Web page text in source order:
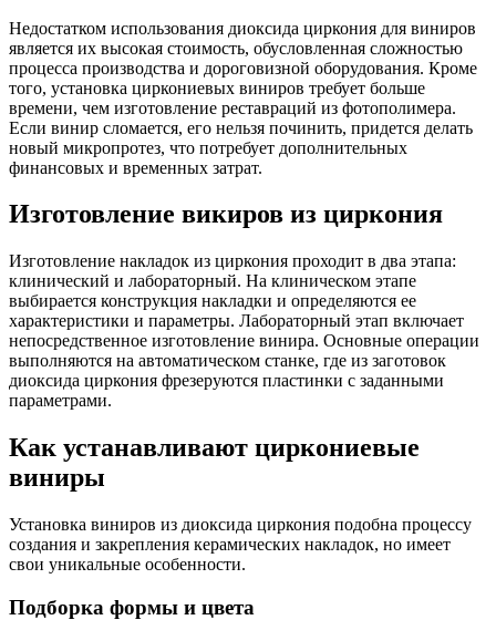
Недостатком использования диоксида циркония для виниров
является их высокая стоимость, обусловленная сложностью
процесса производства и дороговизной оборудования. Кроме
того, установка циркониевых виниров требует больше
времени, чем изготовление реставраций из фотополимера.
Если винир сломается, его нельзя починить, придется делать
новый микропротез, что потребует дополнительных
финансовых и временных затрат.
Изготовление викиров из циркония
Изготовление накладок из циркония проходит в два этапа:
клинический и лабораторный. На клиническом этапе
выбирается конструкция накладки и определяются ее
характеристики и параметры. Лабораторный этап включает
непосредственное изготовление винира. Основные операции
выполняются на автоматическом станке, где из заготовок
диоксида циркония фрезеруются пластинки с заданными
параметрами.
Как устанавливают циркониевые
виниры
Установка виниров из диоксида циркония подобна процессу
создания и закрепления керамических накладок, но имеет
свои уникальные особенности.
Подборка формы и цвета